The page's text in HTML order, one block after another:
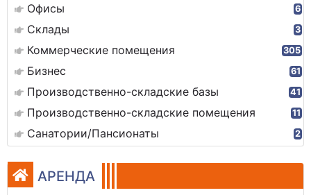
Офисы 6
Склады 3
Коммерческие помещения 305
Бизнес 61
Производственно-складские базы 41
Производственно-складские помещения 11
Санатории/Пансионаты 2
АРЕНДА